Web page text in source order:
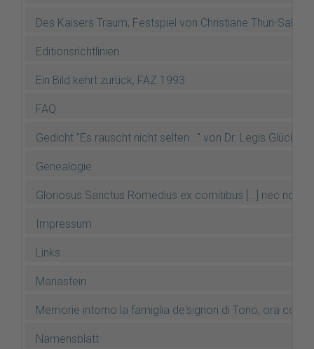
Des Kaisers Traum, Festspiel von Christiane Thun-Salm
Editionsrichtlinien
Ein Bild kehrt zurück, FAZ 1993
FAQ
Gedicht "Es rauscht nicht selten..." von Dr. Legis
Genealogie
Gloriosus Sanctus Romedius ex comitibus […] nec non
Impressum
Links
Mariastein
Memorie intorno la famiglia de'signori di Tono, ora conti
Namensblatt